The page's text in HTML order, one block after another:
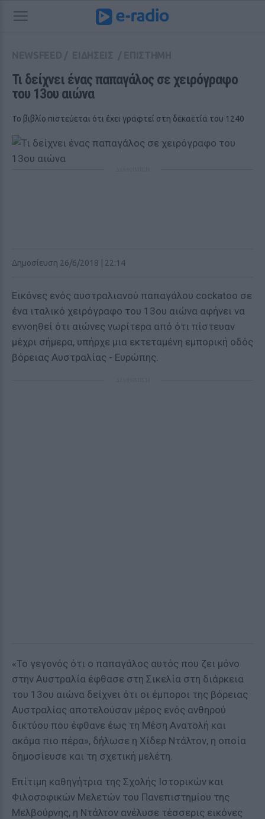
Τι δείχνει ένας παπαγάλος σε χειρόγραφο
του 13ου αιώνα
Το βιβλίο πιστεύεται ότι έχει γραφτεί στη δεκαετία του 1240
Δημοσίευση 26/6/2018 | 22:14
Εικόνες ενός αυστραλιανού παπαγάλου cockatoo σε
ένα ιταλικό χειρόγραφο του 13ου αιώνα αφήνει να
εννοηθεί ότι αιώνες νωρίτερα από ότι πίστευαν
μέχρι σήμερα, υπήρχε μια εκτεταμένη εμπορική οδός
βόρειας Αυστραλίας - Ευρώπης.
«Το γεγονός ότι ο παπαγάλος αυτός που ζει μόνο
στην Αυστραλία έφθασε στη Σικελία στη διάρκεια
του 13ου αιώνα δείχνει ότι οι έμποροι της βόρειας
Αυστραλίας αποτελούσαν μέρος ενός ανθηρού
δικτύου που έφθανε έως τη Μέση Ανατολή και
ακόμα πιο πέρα», δήλωσε η Χίδερ Ντάλτον, η οποία
δημοσίευσε και τη σχετική μελέτη.
Επίτιμη καθηγήτρια της Σχολής Ιστορικών και
Φιλοσοφικών Μελετών του Πανεπιστημίου της
Μελβούρνης, η Ντάλτον ανέλυσε τέσσερις εικόνες